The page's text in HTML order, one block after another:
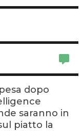
dopo
saranno in
piatto la